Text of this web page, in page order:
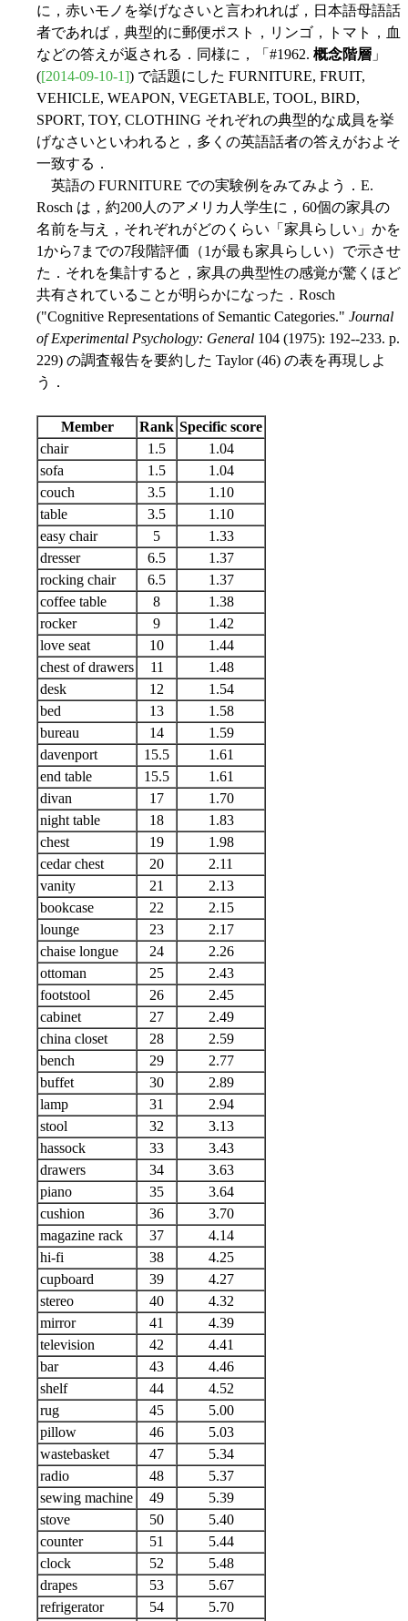
に，赤いモノを挙げなさいと言われれば，日本語母語話
者であれば，典型的に郵便ポスト，リンゴ，トマト，血
などの答えが返される．同様に，「#1962. 概念階層 」
([2014-09-10-1]) で話題にした FURNITURE, FRUIT,
VEHICLE, WEAPON, VEGETABLE, TOOL, BIRD,
SPORT, TOY, CLOTHING それぞれの典型的な成員を挙
げなさいといわれると，多くの英語話者の答えがおよそ
一致する．
英語の FURNITURE での実験例をみてみよう．E.
Rosch は，約200人のアメリカ人学生に，60個の家具の
名前を与え，それぞれがどのくらい「家具らしい」かを
1から7までの7段階評価（1が最も家具らしい）で示させ
た．それを集計すると，家具の典型性の感覚が驚くほど
共有されていることが明らかになった．Rosch
("Cognitive Representations of Semantic Categories." Journal
of Experimental Psychology: General 104 (1975): 192--233. p.
229) の調査報告を要約した Taylor (46) の表を再現しよ
う．
Member Rank Specific score
chair
1.5
1.04
sofa
1.5
1.04
couch
3.5
1.10
table
3.5
1.10
easy chair
5
1.33
dresser
6.5
1.37
rocking chair
6.5
1.37
coffee table
8
1.38
rocker
9
1.42
love seat
10
1.44
chest of drawers
11
1.48
desk
12
1.54
bed
13
1.58
bureau
14
1.59
davenport
15.5
1.61
end table
15.5
1.61
divan
17
1.70
night table
18
1.83
chest
19
1.98
cedar chest
20
2.11
vanity
21
2.13
bookcase
22
2.15
lounge
23
2.17
chaise longue
24
2.26
ottoman
25
2.43
footstool
26
2.45
cabinet
27
2.49
china closet
28
2.59
bench
29
2.77
buffet
30
2.89
lamp
31
2.94
stool
32
3.13
hassock
33
3.43
drawers
34
3.63
piano
35
3.64
cushion
36
3.70
magazine rack
37
4.14
hi-fi
38
4.25
cupboard
39
4.27
stereo
40
4.32
mirror
41
4.39
television
42
4.41
bar
43
4.46
shelf
44
4.52
rug
45
5.00
pillow
46
5.03
wastebasket
47
5.34
radio
48
5.37
sewing machine
49
5.39
stove
50
5.40
counter
51
5.44
clock
52
5.48
drapes
53
5.67
refrigerator
54
5.70